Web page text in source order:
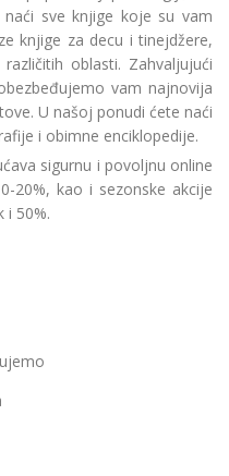
sve knjige koje su vam
knjige za decu i tinejdžere,
oblasti. Zahvaljujući
vam najnovija
U našoj ponudi ćete naći
i obimne enciklopedije.
sigurnu i povoljnu online
20%, kao i sezonske akcije
i 50%.